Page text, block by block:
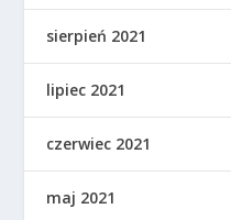
sierpień 2021
lipiec 2021
czerwiec 2021
maj 2021